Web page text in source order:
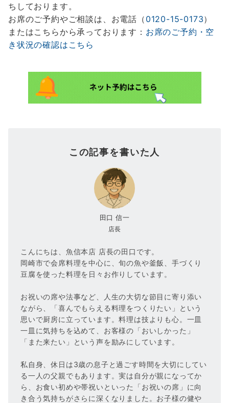
ちしております。
お席のご予約やご相談は、お電話（ 0120-15-0173）
またはこちらから承っております： お席のご予約・空
き状況の確認はこちら
この記事を書いた人
田口 信一
店長
こんにちは、魚信本店 店長の田口です。
岡崎市で会席料理を中心に、旬の魚や釜飯、手づくり
豆腐を使った料理を日々お作りしています。
お祝いの席や法事など、人生の大切な節目に寄り添い
ながら、「喜んでもらえる料理をつくりたい」という
思いで厨房に立っています。料理は技よりも心。一皿
一皿に気持ちを込めて、お客様の「おいしかった」
「また来たい」という声を励みにしています。
私自身、休日は3歳の息子と過ごす時間を大切にしてい
る一人の父親でもあります。実は自分が親になってか
ら、お食い初めや帯祝いといった「お祝いの席」に向
き合う気持ちがさらに深くなりました。お子様の健や